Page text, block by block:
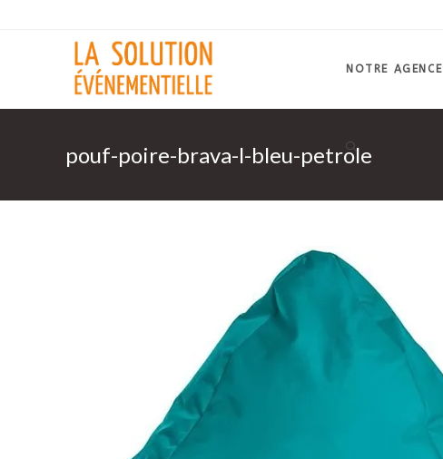
NOTRE AGENCE
pouf-poire-brava-l-bleu-petrole